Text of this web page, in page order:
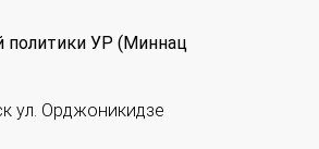
политики УР (Миннац
ул. Орджоникидзе